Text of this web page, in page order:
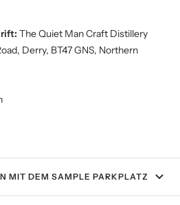
The Quiet Man Craft Distillery
Derry, BT47 GNS, Northern
MIT DEM SAMPLE PARKPLATZ